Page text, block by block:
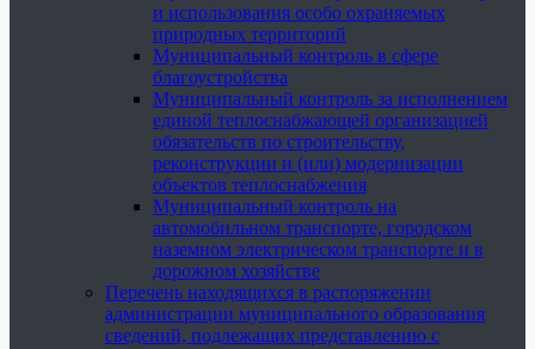
и использования особо охраняемых
природных территорий
Муниципальный контроль в сфере
благоустройства
Муниципальный контроль за исполнением
единой теплоснабжающей организацией
обязательств по строительству,
реконструкции и (или) модернизации
объектов теплоснабжения
Муниципальный контроль на
автомобильном транспорте, городском
наземном электрическом транспорте и в
дорожном хозяйстве
Перечень находящихся в распоряжении
администрации муниципального образования
сведений, подлежащих представлению с